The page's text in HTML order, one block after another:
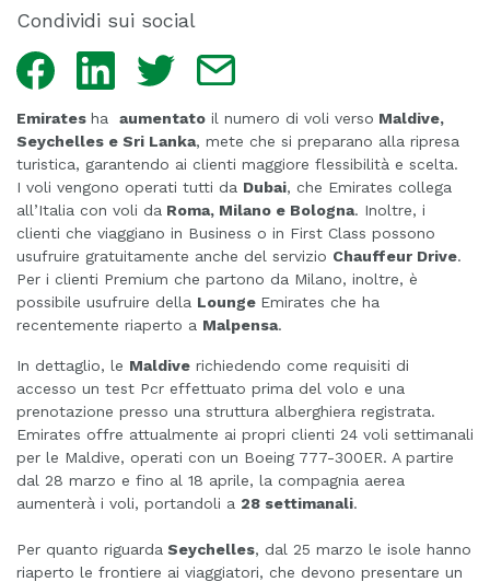
Condividi sui social
Facebook LinkedIn Twitter
Emirates ha aumentato il numero di voli verso Maldive,
Seychelles e Sri Lanka, mete che si preparano alla ripresa
turistica, garantendo ai clienti maggiore flessibilità e scelta.
I voli vengono operati tutti da Dubai, che Emirates collega
all’Italia con voli da Roma, Milano e Bologna. Inoltre, i
clienti che viaggiano in Business o in First Class possono
usufruire gratuitamente anche del servizio Chauffeur Drive.
Per i clienti Premium che partono da Milano, inoltre, è
possibile usufruire della Lounge Emirates che ha
recentemente riaperto a Malpensa.
In dettaglio, le Maldive richiedendo come requisiti di
accesso un test Pcr effettuato prima del volo e una
prenotazione presso una struttura alberghiera registrata.
Emirates offre attualmente ai propri clienti 24 voli settimanali
per le Maldive, operati con un Boeing 777-300ER. A partire
dal 28 marzo e fino al 18 aprile, la compagnia aerea
aumenterà i voli, portandoli a 28 settimanali.
Per quanto riguarda Seychelles, dal 25 marzo le isole hanno
riaperto le frontiere ai viaggiatori, che devono presentare un